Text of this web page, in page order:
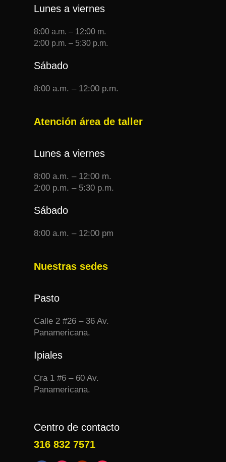
Lunes a viernes
8:00 a.m. – 12:00 m.
2:00 p.m. – 5:30 p.m.
Sábado
8:00 a.m. – 12:00 p.m.
Atención área de taller
Lunes a viernes
8:00 a.m. – 12:00 m.
2:00 p.m. – 5:30 p.m.
Sábado
8:00 a.m. – 12:00 pm
Nuestras sedes
Pasto
Calle 2 #26 – 36 Av.
Panamericana.
Ipiales
Cra 1 #6 – 60 Av.
Panamericana.
Centro de contacto
316 832 7571